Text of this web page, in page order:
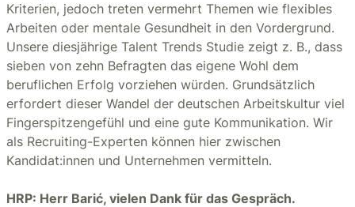
Kriterien, jedoch treten vermehrt Themen wie flexibles
Arbeiten oder mentale Gesundheit in den Vordergrund.
Unsere diesjährige Talent Trends Studie zeigt z. B., dass
sieben von zehn Befragten das eigene Wohl dem
beruflichen Erfolg vorziehen würden. Grundsätzlich
erfordert dieser Wandel der deutschen Arbeitskultur viel
Fingerspitzengefühl und eine gute Kommunikation. Wir
als Recruiting-Experten können hier zwischen
Kandidat:innen und Unternehmen vermitteln.
HRP: Herr Barić, vielen Dank für das Gespräch.